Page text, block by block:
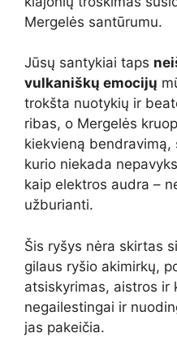
Mergelės santūrumu.
Jūsų santykiai taps
vulkaniškų emocijų
trokšta nuotykių ir
ribas, o Mergelės
kiekvieną
kurio niekada
kaip elektros audra –
užburianti.
Šis ryšys nėra skirtas
gilaus ryšio akimirkų,
atsiskyrimas, aistros ir
negailestingai ir
jas pakeičia.